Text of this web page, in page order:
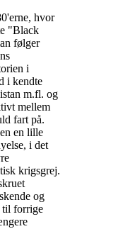
hvor
"Black
følger
i
i kendte
m.fl. og
mellem
fart på.
en lille
i det
krigsgrej.
og
til forrige